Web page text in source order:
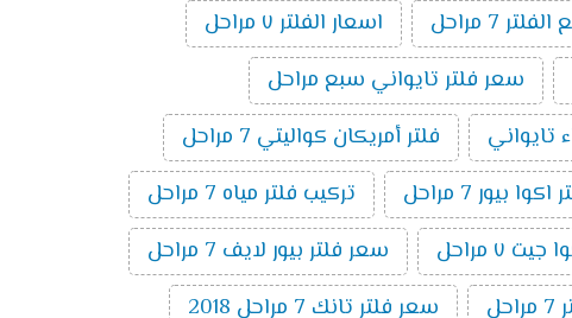
7 مراحل
اسعار الفلتر ٧ مراحل
سعر فلتر تايواني سبع مراحل
تايواني
فلتر أمريكان كواليتي 7 مراحل
بيور 7 مراحل
تركيب فلتر مياه 7 مراحل
٧ مراحل
سعر فلتر بيور لايف 7 مراحل
سعر فلتر تانك 7 مراحل 2018